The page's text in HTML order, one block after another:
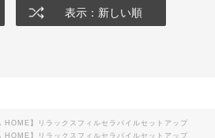
表示：新しい順
HOME】リラックスフィルセラパイルセットアップ
HOME】リラックスフィルセラパイルセットアップ